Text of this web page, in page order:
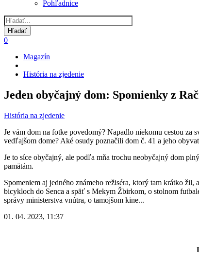
Pohľadnice
0
Omrvinka
Magazín
História na zjedenie
Jeden obyčajný dom: Spomienky z
História na zjedenie
Je vám dom na fotke povedomý? Napadlo niekomu cestou
vedľajšom dome? Aké osudy poznačili dom č. 41 a jeho
Je to síce obyčajný, ale podľa mňa trochu neobyčajný dom
pamätám.
Spomeniem aj jedného známeho režiséra, ktorý tam krátko
bicykloch do Senca a späť s Mekym Žbirkom, o stolnom
správy ministerstva vnútra, o tamojšom kine...
01. 04. 2023, 11:37